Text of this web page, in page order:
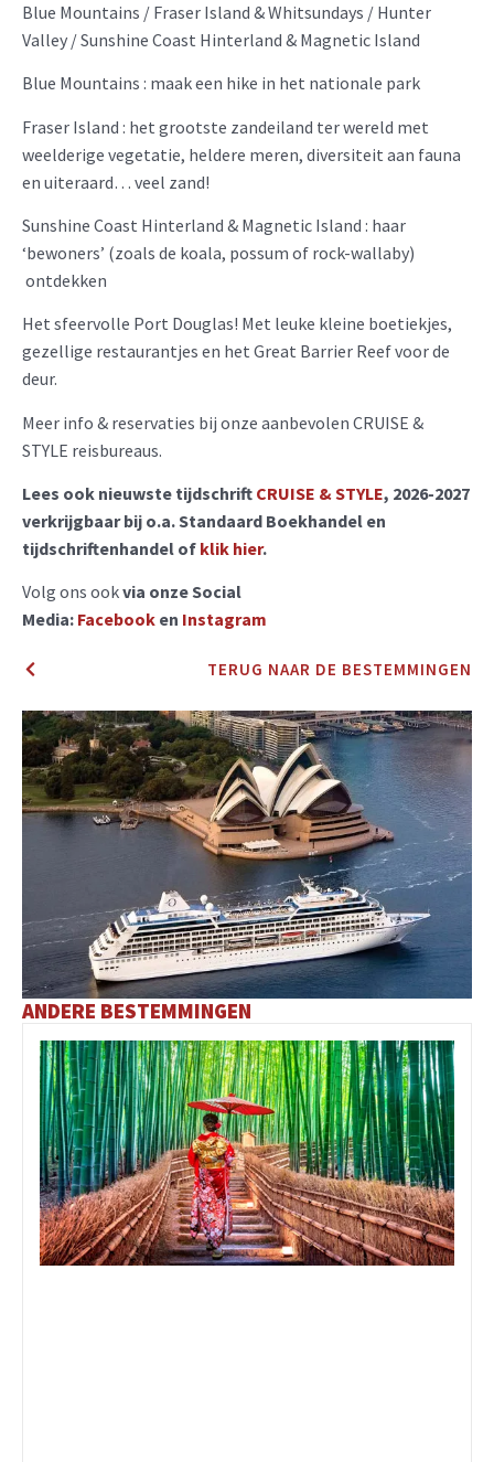
Blue Mountains / Fraser Island & Whitsundays / Hunter
Valley / Sunshine Coast Hinterland & Magnetic Island
Blue Mountains : maak een hike in het nationale park
Fraser Island : het grootste zandeiland ter wereld met
weelderige vegetatie, heldere meren, diversiteit aan fauna
en uiteraard… veel zand!
Sunshine Coast Hinterland & Magnetic Island : haar
‘bewoners’ (zoals de koala, possum of rock-wallaby)
ontdekken
Het sfeervolle Port Douglas! Met leuke kleine boetiekjes,
gezellige restaurantjes en het Great Barrier Reef voor de
deur.
Meer info & reservaties bij onze aanbevolen CRUISE &
STYLE reisbureaus.
Lees ook nieuwste tijdschrift CRUISE & STYLE, 2026-2027
verkrijgbaar bij o.a. Standaard Boekhandel en
tijdschriftenhandel of klik hier.
Volg ons ookvia onze Social
Media: Facebook en Instagram
TERUG NAAR DE BESTEMMINGEN
ANDERE BESTEMMINGEN